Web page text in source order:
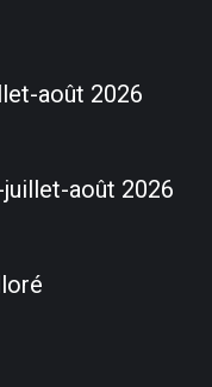
août 2026
août 2026